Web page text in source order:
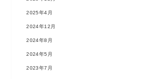
2025年4月
2024年12月
2024年8月
2024年5月
2023年7月